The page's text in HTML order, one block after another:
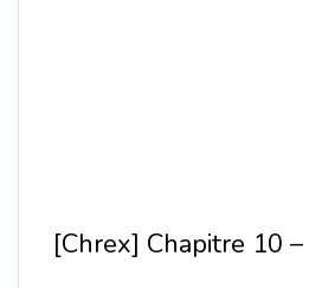
[Chrex] Chapitre 10